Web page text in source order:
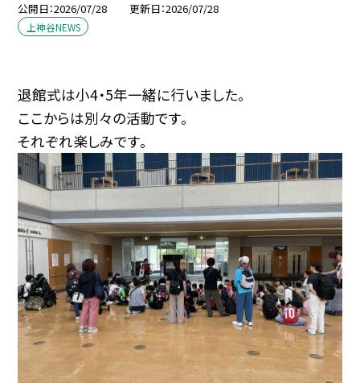
公開日 2026/07/28 更新日 2026/07/28
上神谷NEWS
退館式は小4・5年一緒に行いました。
ここからは別々の活動です。
それぞれ楽しみです。